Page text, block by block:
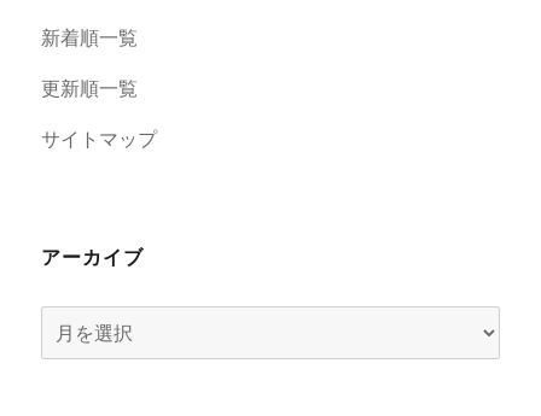
新着順一覧
更新順一覧
サイトマップ
アーカイブ
ー